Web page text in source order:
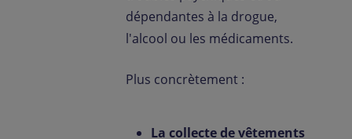
dépendantes à la drogue,
l'alcool ou les médicaments.
Plus concrètement :
La collecte de vêtements